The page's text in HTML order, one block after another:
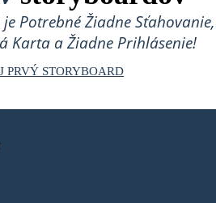
Potrebné Žiadne Sťahovanie,
Karta a Žiadne Prihlásenie!
PRVÝ STORYBOARD